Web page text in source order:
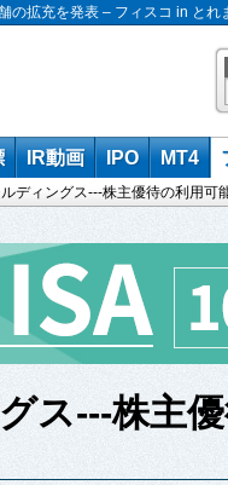
の拡充を発表 – フィスコ in とれ
IR動画 IPO MT4
ディングス---株主優待の利用可
ス---株主